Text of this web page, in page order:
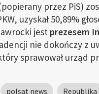
przez PiS)
uzyskał 50,89%
jest prezesem
nie dokończy z
sprawował urząd
polsat news Republika